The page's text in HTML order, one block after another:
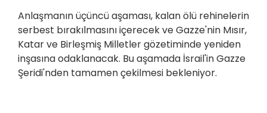
Anlaşmanın üçüncü aşaması, kalan ölü rehinelerin
serbest bırakılmasını içerecek ve Gazze'nin Mısır,
Katar ve Birleşmiş Milletler gözetiminde yeniden
inşasına odaklanacak. Bu aşamada İsrail'in Gazze
Şeridi'nden tamamen çekilmesi bekleniyor.